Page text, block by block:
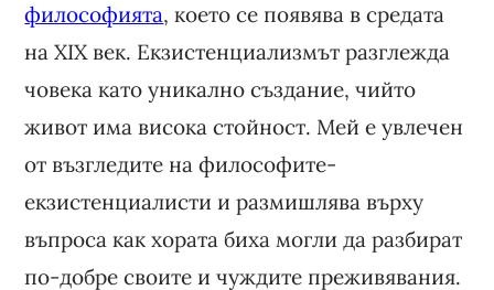
философията, което се появява в средата
на ХІХ век. Екзистенциализмът разглежда
човека като уникално създание, чийто
живот има висока стойност. Мей е увлечен
от възгледите на философите-
екзистенциалисти и размишлява върху
въпроса как хората биха могли да разбират
по-добре своите и чуждите преживявания.